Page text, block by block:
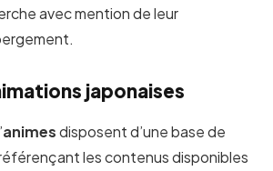
avec mention de leur
japonaises
animesdisposent d’une base de
les contenus disponibles